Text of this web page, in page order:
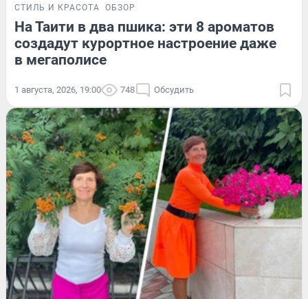
СТИЛЬ И КРАСОТА ОБЗОР
На Таити в два пшика: эти 8 ароматов
создадут курортное настроение даже
в мегаполисе
1 августа, 2026, 19:00 748 Обсудить